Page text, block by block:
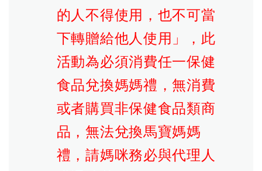
的人不得使用，也不可當
下轉贈給他人使用」，此
活動為必須消費任一保健
食品兌換媽媽禮，無消費
或者購買非保健食品類商
品，無法兌換馬寶媽媽
禮，請媽咪務必與代理人